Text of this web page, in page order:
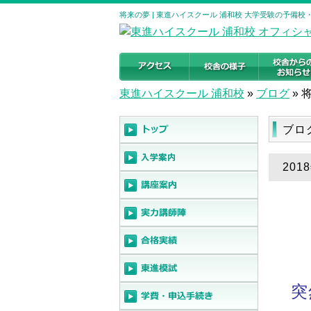
将来の夢 | 東進ハイスクール 浦和校 大学受験の予備校
東進ハイスクール 浦和校 » ブログ »
ブロ